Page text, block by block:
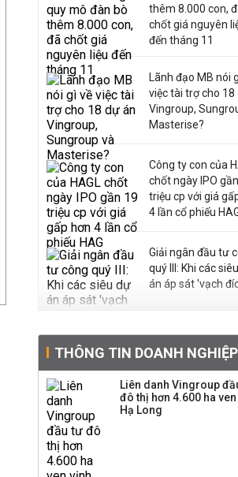
thêm 8.000 con,
chốt giá nguyên
đến tháng 11
Lãnh đạo MB nói
việc tài trợ cho 18
Vingroup,
Masterise?
Công ty con của
chốt ngày IPO
triệu cp với giá
4 lần cổ phiếu
Giải ngân đầu tư
quý III: Khi các
án áp sát 'vạch
triển quỹ hưu trí:
kiệm gia đình
nguồn cấp vốn dài
và kinh nghiệm từ
Malaysia
THÔNG TIN DOANH NGHIỆP
Liên danh Vingroup
đô thị hơn 4.600 ha
Hạ Long